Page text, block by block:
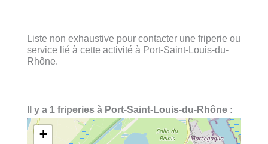
Liste non exhaustive pour contacter une friperie ou
service lié à cette activité à Port-Saint-Louis-du-
Rhône.
Il y a 1 friperies à Port-Saint-Louis-du-Rhône :
+